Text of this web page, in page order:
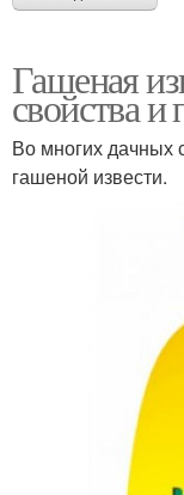
Гашеная
свойства
Во многих дачных
гашеной извести.